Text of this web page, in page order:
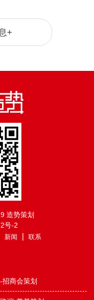
+
造势策划
号-2
新闻 联系
商会策划